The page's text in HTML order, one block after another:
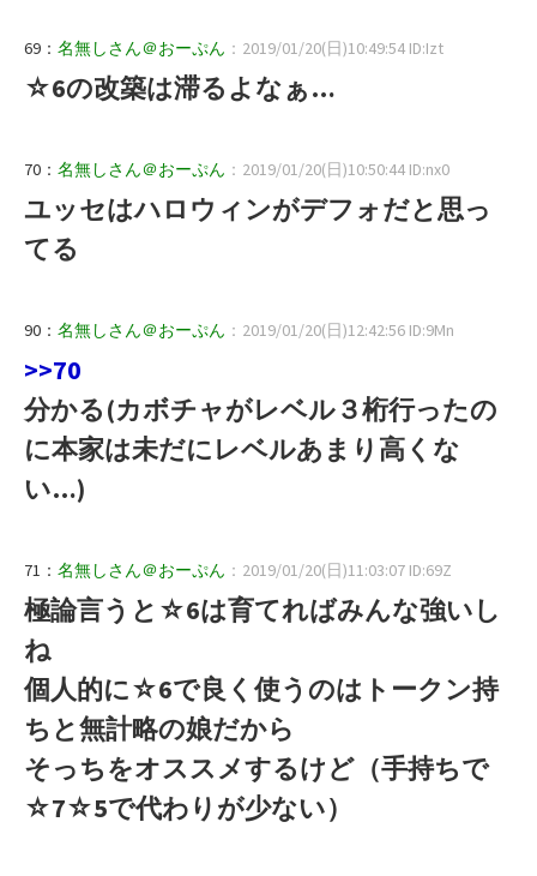
69： 名無しさん＠おーぷん ：2019/01/20(日)10:49:54 ID:Izt
☆6の改築は滞るよなぁ…
70： 名無しさん＠おーぷん ：2019/01/20(日)10:50:44 ID:nx0
ユッセはハロウィンがデフォだと思っ
てる
90： 名無しさん＠おーぷん ：2019/01/20(日)12:42:56 ID:9Mn
>>70
分かる(カボチャがレベル３桁行ったの
に本家は未だにレベルあまり高くな
い…)
71： 名無しさん＠おーぷん ：2019/01/20(日)11:03:07 ID:69Z
極論言うと☆6は育てればみんな強いし
ね
個人的に☆6で良く使うのはトークン持
ちと無計略の娘だから
そっちをオススメするけど（手持ちで
☆7☆5で代わりが少ない）